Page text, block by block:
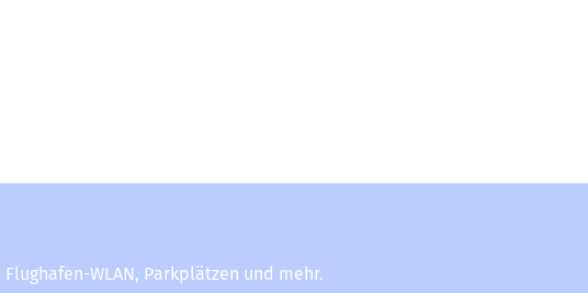
WLAN, Parkplätzen und mehr.